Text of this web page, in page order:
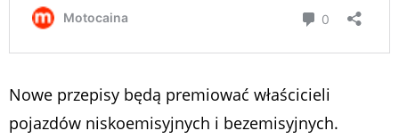
Nowe przepisy będą premiować właścicieli
pojazdów niskoemisyjnych i bezemisyjnych.